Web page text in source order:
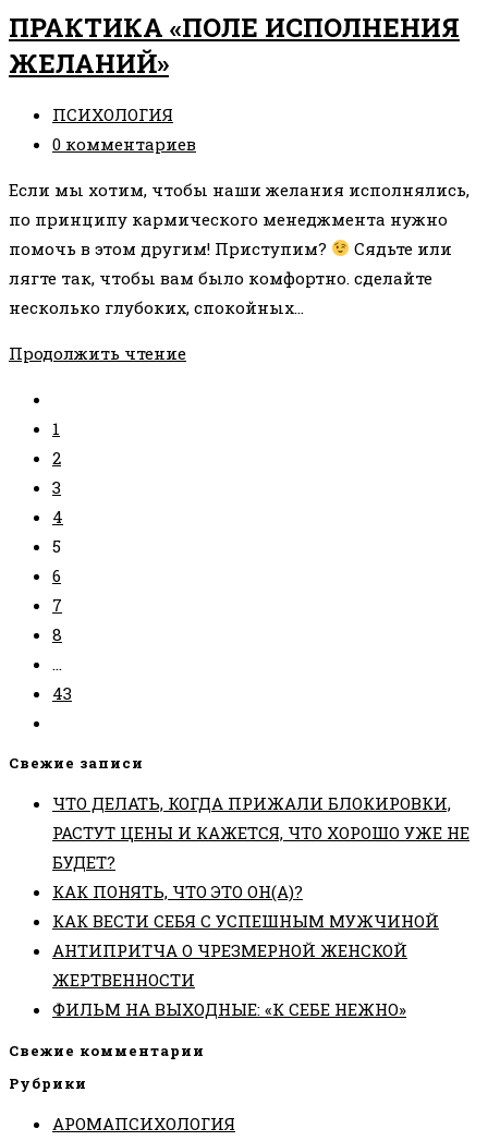
ТОГДА
И
ТОГДА
ПРАКТИКА «ПОЛЕ ИСПОЛНЕНИЯ
ЖЕЛАНИЙ»
Рубрика
записи:
ПСИХОЛОГИЯ
Комментарии
записи:
0 комментариев
Если мы хотим, чтобы наши желания исполнялись,
по принципу кармического менеджмента нужно
помочь в этом другим! Приступим?
Сядьте или
лягте так, чтобы вам было комфортно. сделайте
несколько глубоких, спокойных…
Продолжить чтениеПРАКТИКА
на
предыдущую
страницу
1
2
3
4
5
6
7
8
…
43
страницу
Свежие записи
ЧТО ДЕЛАТЬ, КОГДА ПРИЖАЛИ БЛОКИРОВКИ,
РАСТУТ ЦЕНЫ И КАЖЕТСЯ, ЧТО ХОРОШО УЖЕ НЕ
БУДЕТ?
КАК ПОНЯТЬ, ЧТО ЭТО ОН(А)?
КАК ВЕСТИ СЕБЯ С УСПЕШНЫМ МУЖЧИНОЙ
АНТИПРИТЧА О ЧРЕЗМЕРНОЙ ЖЕНСКОЙ
ЖЕРТВЕННОСТИ
ФИЛЬМ НА ВЫХОДНЫЕ: «К СЕБЕ НЕЖНО»
Свежие комментарии
Рубрики
АРОМАПСИХОЛОГИЯ